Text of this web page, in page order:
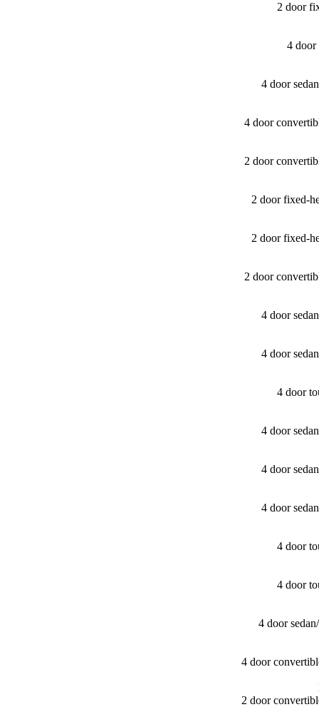
2 door
4 door
4 door
4 door
2 door
2 door fixed-
2 door fixed-
2 door
4 door
4 door
4 door
4 door
4 door
4 door
4 door
4 door
4 door
4 door
2 door